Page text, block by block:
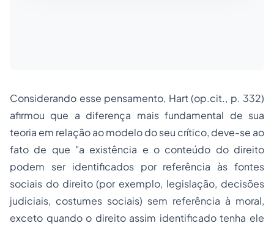
Considerando esse pensamento, Hart (op.cit., p. 332)
afirmou que a diferença mais fundamental de sua
teoria em relação ao modelo do seu crítico, deve-se ao
fato de que "a existência e o conteúdo do direito
podem ser identificados por referência às fontes
sociais do direito (por exemplo, legislação, decisões
judiciais, costumes sociais) sem referência à moral,
exceto quando o direito assim identificado tenha ele